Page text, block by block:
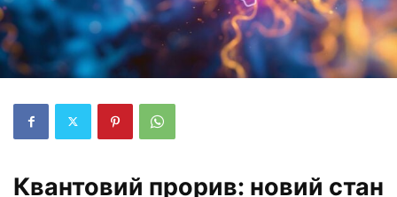
Квантовий прорив: новий стан